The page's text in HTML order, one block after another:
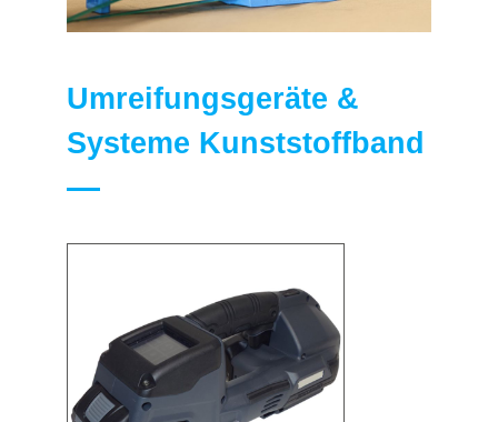
Umreifungsgeräte &
Systeme Kunststoffband